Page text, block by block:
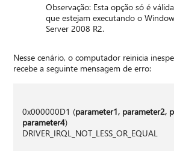
Observação: Esta opção só é
que estejam executando o
Server 2008 R2.
Nesse cenário, o computador reinicia
recebe a seguinte mensagem de erro:
0x000000D1 (parameter1, parameter2,
parameter4)
DRIVER_IRQL_NOT_LESS_OR_EQUAL